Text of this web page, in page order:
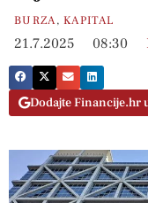
BURZA,KAPITAL
21.7.2025 08:30
Dodajte Financije.hr